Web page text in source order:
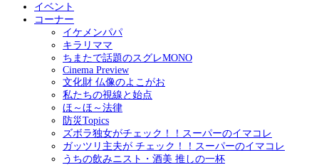
イベント
コーナー
イケメンパパ
キラリママ
ちまたで話題のスグレMONO
Cinema Preview
文化財 仏像のよこがお
私たちの視線と始点
ほ～ほ～法律
防災Topics
ズボラ独女がチェック！！スーパーのイマコレ
ガッツリ主夫が チェック！！スーパーのイマコレ
うちの飲みニスト・酒美 推しの一杯